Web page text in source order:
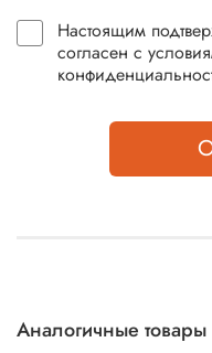
Настоящим
согласен с
Аналогичные товары